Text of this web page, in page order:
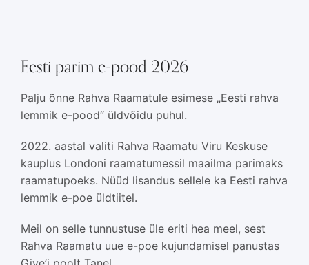
Eesti parim e-pood 2026
Palju õnne Rahva Raamatule esimese „Eesti rahva
lemmik e-pood“ üldvõidu puhul.
2022. aastal valiti Rahva Raamatu Viru Keskuse
kauplus Londoni raamatumessil maailma parimaks
raamatupoeks. Nüüd lisandus sellele ka Eesti rahva
lemmik e-poe üldtiitel.
Meil on selle tunnustuse üle eriti hea meel, sest
Rahva Raamatu uue e-poe kujundamisel panustas